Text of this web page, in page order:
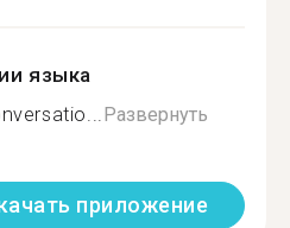
языка
Развернуть
приложение